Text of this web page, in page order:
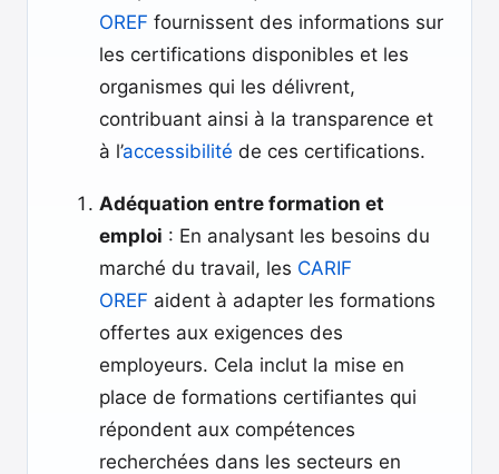
OREF fournissent des informations sur
les certifications disponibles et les
organismes qui les délivrent,
contribuant ainsi à la transparence et
à l’accessibilité de ces certifications.
Adéquation entre formation et
emploi : En analysant les besoins du
marché du travail, les CARIF
OREF aident à adapter les formations
offertes aux exigences des
employeurs. Cela inclut la mise en
place de formations certifiantes qui
répondent aux compétences
recherchées dans les secteurs en